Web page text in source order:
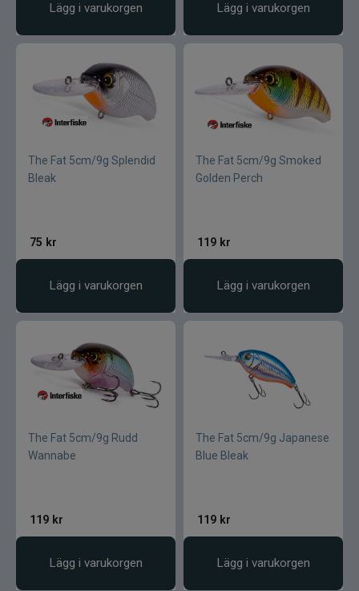
Lägg i varukorgen Lägg i varukorgen
The Fat 5cm/9g Splendid
Bleak
75 kr
Lägg i varukorgen
The Fat 5cm/9g Smoked
Golden Perch
119 kr
Lägg i varukorgen
The Fat 5cm/9g Rudd
Wannabe
119 kr
Lägg i varukorgen
The Fat 5cm/9g Japanese
Blue Bleak
119 kr
Lägg i varukorgen